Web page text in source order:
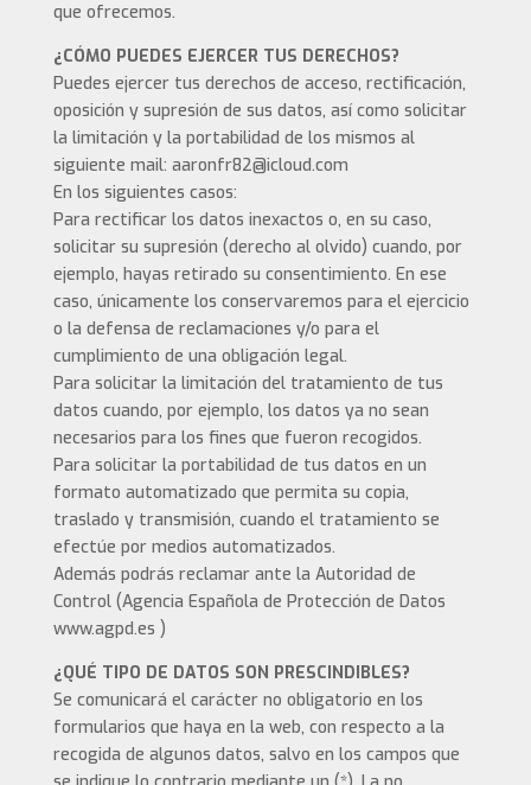
que ofrecemos.
¿CÓMO PUEDES EJERCER TUS DERECHOS?
Puedes ejercer tus derechos de acceso, rectificación,
oposición y supresión de sus datos, así como solicitar
la limitación y la portabilidad de los mismos al
siguiente mail: aaronfr82@icloud.com
En los siguientes casos:
Para rectificar los datos inexactos o, en su caso,
solicitar su supresión (derecho al olvido) cuando, por
ejemplo, hayas retirado su consentimiento. En ese
caso, únicamente los conservaremos para el ejercicio
o la defensa de reclamaciones y/o para el
cumplimiento de una obligación legal.
Para solicitar la limitación del tratamiento de tus
datos cuando, por ejemplo, los datos ya no sean
necesarios para los fines que fueron recogidos.
Para solicitar la portabilidad de tus datos en un
formato automatizado que permita su copia,
traslado y transmisión, cuando el tratamiento se
efectúe por medios automatizados.
Además podrás reclamar ante la Autoridad de
Control (Agencia Española de Protección de Datos
www.agpd.es )
¿QUÉ TIPO DE DATOS SON PRESCINDIBLES?
Se comunicará el carácter no obligatorio en los
formularios que haya en la web, con respecto a la
recogida de algunos datos, salvo en los campos que